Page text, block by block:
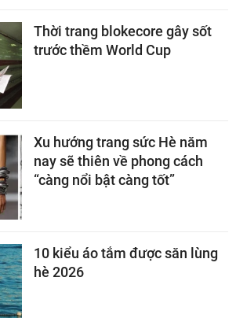
Thời trang blokecore gây sốt
trước thềm World Cup
Xu hướng trang sức Hè năm
nay sẽ thiên về phong cách
“càng nổi bật càng tốt”
10 kiểu áo tắm được săn lùng
hè 2026